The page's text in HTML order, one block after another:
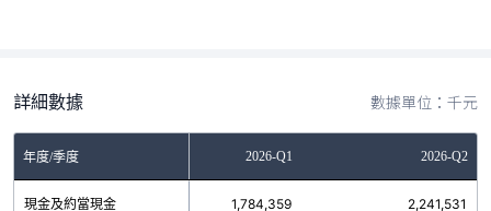
詳細數據 數據單位：千元
年度/季度2025-Q4 2026-Q1 2026-Q2
現金及約當現金
1,292,581 1,784,359 2,241,531